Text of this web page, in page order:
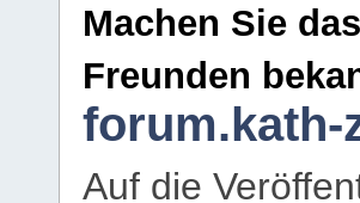
Machen Sie
Freunden
forum.kath-
Auf die